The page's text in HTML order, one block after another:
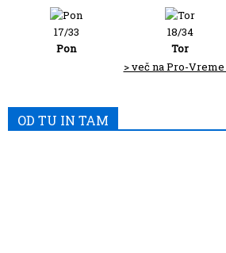
17/33
Pon
18/34
Tor
> več na Pro-Vreme
OD TU IN TAM